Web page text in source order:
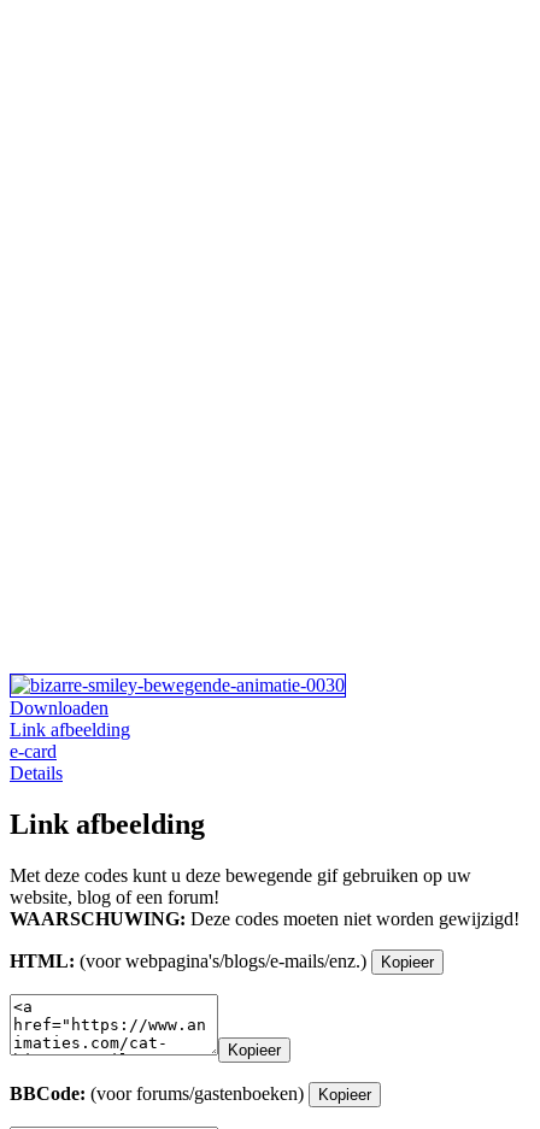
Downloaden
Link afbeelding
e-card
Details
Link afbeelding
Met deze codes kunt u deze bewegende gif gebruiken op uw
website, blog of een forum!
WAARSCHUWING: Deze codes moeten niet worden gewijzigd!
HTML: (voor webpagina's/blogs/e-mails/enz.) Kopieer
Kopieer
BBCode: (voor forums/gastenboeken) Kopieer